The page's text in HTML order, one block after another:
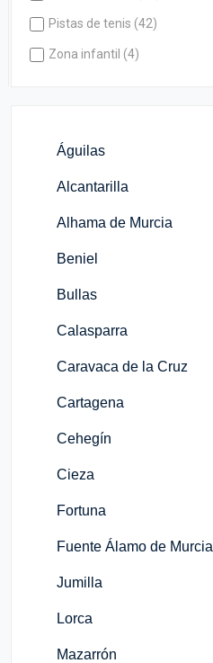
Pistas de tenis (42)
Zona infantil (4)
Águilas
Alcantarilla
Alhama de Murcia
Beniel
Bullas
Calasparra
Caravaca de la Cruz
Cartagena
Cehegín
Cieza
Fortuna
Fuente Álamo de Murcia
Jumilla
Lorca
Mazarrón